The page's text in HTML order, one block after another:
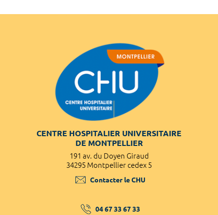
CENTRE HOSPITALIER UNIVERSITAIRE
DE MONTPELLIER
191 av. du Doyen Giraud
34295 Montpellier cedex 5
Contacter le CHU
04 67 33 67 33